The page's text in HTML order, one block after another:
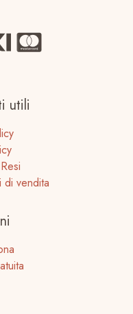
utili
di vendita